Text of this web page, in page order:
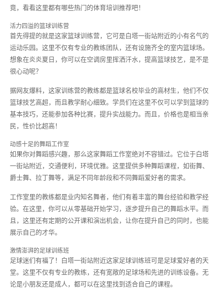
竟，看看这里都有哪些热门的体育培训推荐吧！
活力四溢的篮球训练营
首先得提的就是这家篮球训练营，它可是白塔一街站附近的小有名气的
运动乐园。这里不仅有专业的教练团队，还有设施齐全的室内篮球场。
想象在炎炎夏日，你可以在空调房里挥洒汗水，提高篮球技艺，是不是
很心动呢？
据网友爆料，这家训练营的教练都是篮球名校毕业的高材生，他们不仅
篮球技艺高超，而且教学耐心细致。学员们在这里不仅可以学到篮球的
基本技巧，还能参加各种比赛，提升实战能力。而且，价格也是相当亲
民，性价比超高！
动感十足的舞蹈工作室
如果你对舞蹈感兴趣，那么这家舞蹈工作室绝对不容错过。它位于白塔
一街站附近，交通便利，环境优雅。这里提供多种舞蹈课程，如街舞、
爵士舞、拉丁舞等，满足不同年龄段和不同舞蹈爱好者的需求。
工作室里的教练都是业内知名舞者，他们有着丰富的舞台经验和教学经
验。在这里，你可以从零基础开始学习，逐步提升自己的舞蹈水平。而
且，这里还有定期的公开课和演出机会，让你在提升自己的同时，也能
展示自己的才华。
激情澎湃的足球训练班
足球迷们有福了！白塔一街站附近这家足球训练班可是足球爱好者的天
堂。这里不仅有专业的教练，还有宽敞的足球场和先进的训练设备。无
论是小朋友还是成人，都可以在这里找到适合自己的课程。